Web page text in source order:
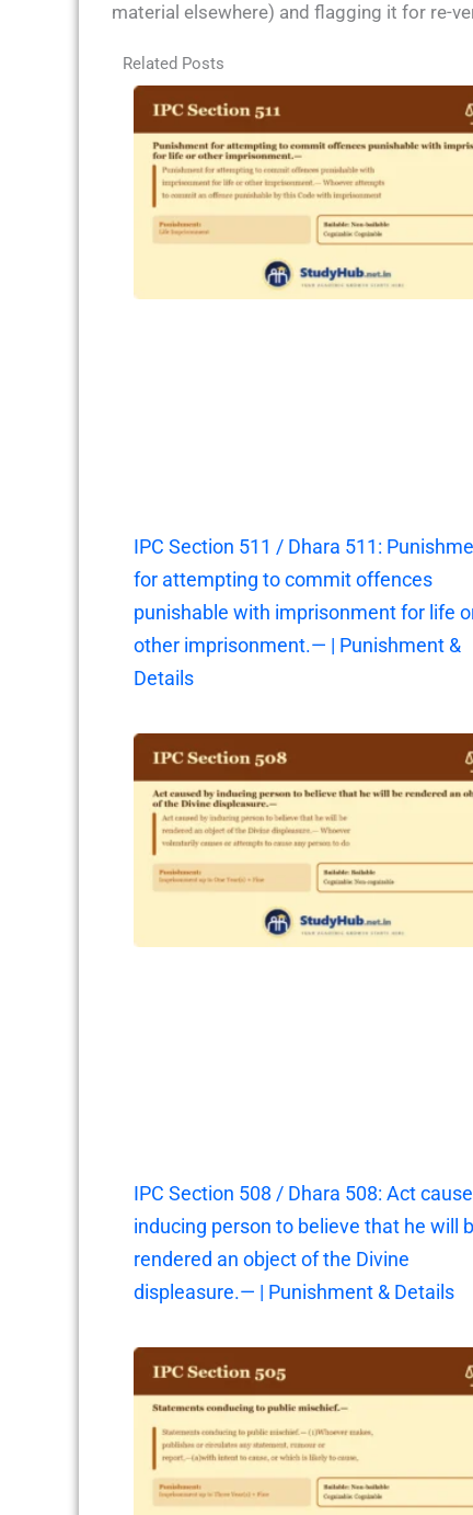
material elsewhere) and flagging it for re-
Related Posts
IPC Section 511 / Dhara 511:
for attempting to commit offences
punishable with imprisonment for life
other imprisonment.— | Punishment &
Details
IPC Section 508 / Dhara 508: Act
inducing person to believe that he will
rendered an object of the Divine
displeasure.— | Punishment & Details